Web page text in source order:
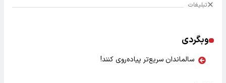
تبلیغات
وبگردی
سالماندان سریع‌تر پیاده‌روی کنند!